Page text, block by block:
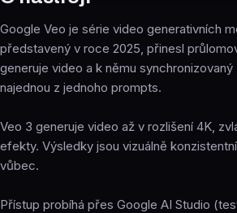
Google Veo je série video generativních
představený v roce 2025, přinesl
generuje video a k němu
najednou z jednoho prompts.
Veo 3 generuje video až v rozlišení 4K,
efekty. Výsledky jsou vizuálně
vůbec.
Přístup probíhá přes Google AI Studio